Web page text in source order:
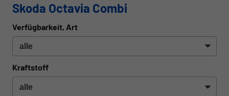
Skoda Octavia Combi
Verfügbarkeit, Art
Kraftstoff